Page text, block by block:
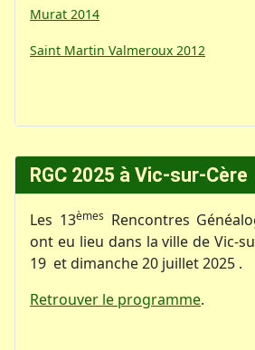
RGC 2025 à Vic-sur-Cère
Les 13èmes Rencontres
ont eu lieu dans la ville de Vic-
19 et dimanche 20 juillet 2025 .
Retrouver le programme.
Murat 2014
Saint Martin Valmeroux 2012